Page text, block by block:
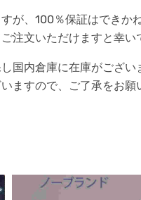
が、100％保証はできか
注文いただけますと幸い
国内倉庫に在庫がござ
ますので、ご了承をお願